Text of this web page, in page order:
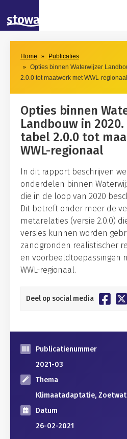
Skip to main content
Skip to main nav
Home
Publicaties
Opties binnen Waterwijzer
2.0.0 tot maatwerk met WWL-regionaal
Opties binnen
Landbouw in 2020.
tabel 2.0.0 tot
WWL-regionaal
In dit rapport beschrijven
onderdelen binnen
die in de loop van 2020
Dit betreft onder meer de
metarelaties (versie 2.0.0)
versies kunnen worden
zandgronden realistischer
en voorbeeldtoepassingen
WWL-regionaal.
Deel op social media
Publicatienummer
2021-03
Thema
Klimaatadaptatie,
Datum
26-02-2021